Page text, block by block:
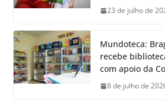
23 de julho de
Mundoteca:
recebe
com apoio da
8 de julho de